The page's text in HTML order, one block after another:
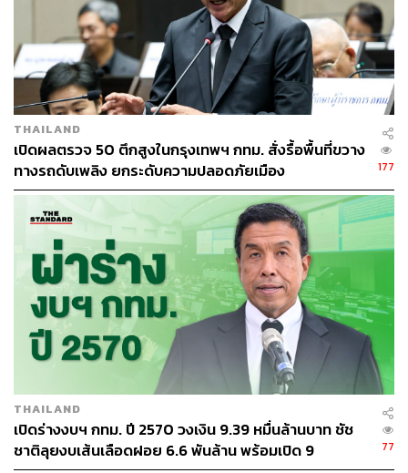
THAILAND
เปิดผลตรวจ 50 ตึกสูงในกรุงเทพฯ กทม. สั่งรื้อพื้นที่ขวาง
ทางรถดับเพลิง ยกระดับความปลอดภัยเมือง
177
THAILAND
เปิดร่างงบฯ กทม. ปี 2570 วงเงิน 9.39 หมื่นล้านบาท ชัช
ชาติลุยงบเส้นเลือดฝอย 6.6 พันล้าน พร้อมเปิด 9
77